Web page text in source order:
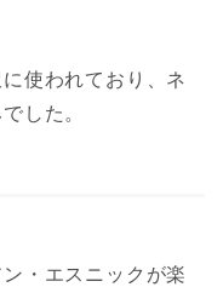
使われており、ネ
した。
・エスニックが楽